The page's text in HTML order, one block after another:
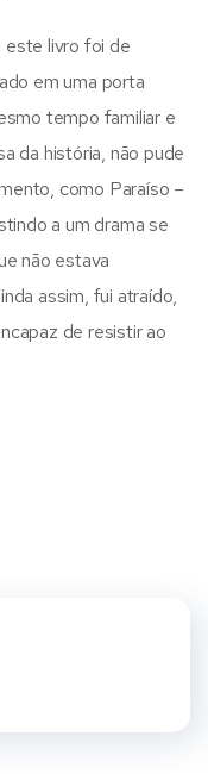
este livro foi de
em uma porta
tempo familiar e
da história, não pude
como Paraíso –
a um drama se
não estava
assim, fui atraído,
de resistir ao